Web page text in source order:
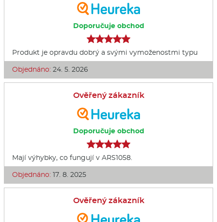
Doporučuje obchod
Produkt je opravdu dobrý a svými vymoženostmi typu
Objednáno: 24. 5. 2026
Ověřený zákazník
Doporučuje obchod
Mají výhybky, co fungují v ARS1058.
Objednáno: 17. 8. 2025
Ověřený zákazník